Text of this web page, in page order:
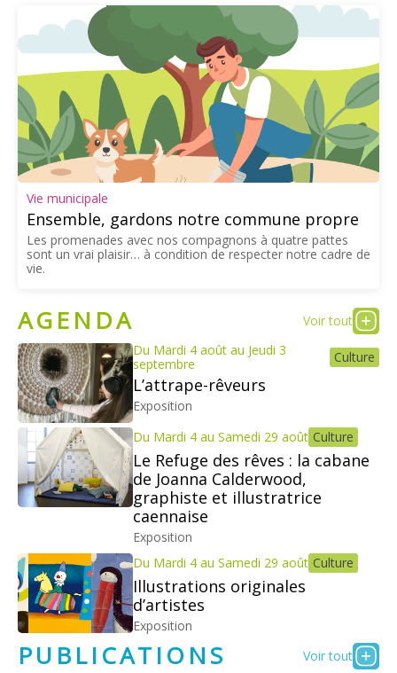
Vie municipale
Ensemble, gardons notre commune propre
Les promenades avec nos compagnons à quatre pattes
sont un vrai plaisir… à condition de respecter notre cadre de
vie.
PUBLICATIONS Voir tout
AGENDA
Voir tout
Du Mardi 4 août au Jeudi 3
septembre
Culture
L’attrape-rêveurs
Exposition
Du Mardi 4 au Samedi 29 août Culture
Le Refuge des rêves : la cabane
de Joanna Calderwood,
graphiste et illustratrice
caennaise
Exposition
Du Mardi 4 au Samedi 29 août Culture
Illustrations originales
d’artistes
Exposition